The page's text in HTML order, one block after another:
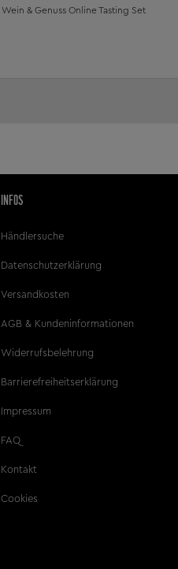
Wein & Genuss Online Tasting Set
INFOS
Händlersuche
Datenschutzerklärung
Versandkosten
AGB & Kundeninformationen
Widerrufsbelehrung
Barrierefreiheitserklärung
Impressum
FAQ
Kontakt
Cookies